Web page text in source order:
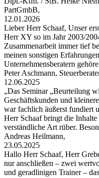
PartGmbB,
12.01.2026
Lieber Herr Schaaf, Unser
Herr XY so im Jahr 2003/
Zusammenarbeit immer tief
meinen sonstigen
Unternehmensberatern
Peter Aschmann,
12.06.2025
„Das Seminar „Beurteilung
Geschäftskunden und
war fachlich äußerst fundiert
Herr Schaaf bringt die
verständliche Art rüber.
Andreas Heilmann,
23.05.2025
Hallo Herr Schaaf, Herr
nur anschließen – zwei
und geradlinigen Trainer –